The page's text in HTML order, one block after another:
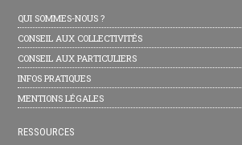
QUI SOMMES-NOUS ?
CONSEIL AUX COLLECTIVITÉS
CONSEIL AUX PARTICULIERS
INFOS PRATIQUES
MENTIONS LÉGALES
RESSOURCES